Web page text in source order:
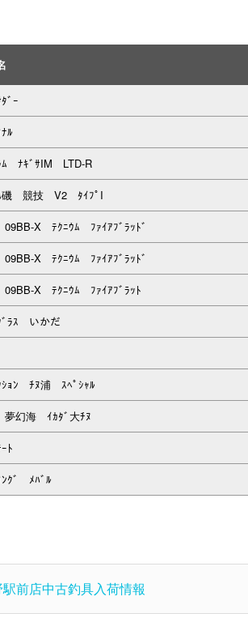
ﾞｰ
ﾙ
ﾑ ﾅｷﾞｻIM LTD-R
磯 競技 V2 ﾀｲﾌﾟI
X ﾃｸﾆｳﾑ ﾌｧｲｱﾌﾞﾗｯﾄﾞ
X ﾃｸﾆｳﾑ ﾌｧｲｱﾌﾞﾗｯﾄﾞ
X ﾃｸﾆｳﾑ ﾌｧｲｱﾌﾞﾗｯﾄ
ﾞﾗｽ いかだ
ｼｮﾝ ﾁﾇ浦 ｽﾍﾟｼｬﾙ
幻海 ｲｶﾀﾞ大ﾁﾇ
ﾄ
ﾝｸﾞ ﾒﾊﾞﾙ
前店中古釣具入荷情報